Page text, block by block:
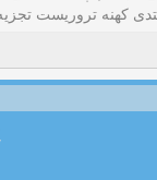
کهنه تروریست